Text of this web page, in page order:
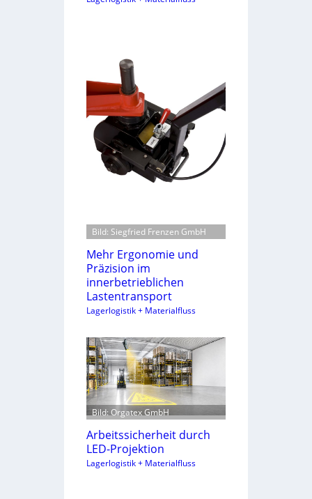
Bild: Siegfried Frenzen GmbH
Mehr Ergonomie und
Präzision im
innerbetrieblichen
Lastentransport
Lagerlogistik + Materialfluss
Bild: Orgatex GmbH
Arbeitssicherheit durch
LED-Projektion
Lagerlogistik + Materialfluss